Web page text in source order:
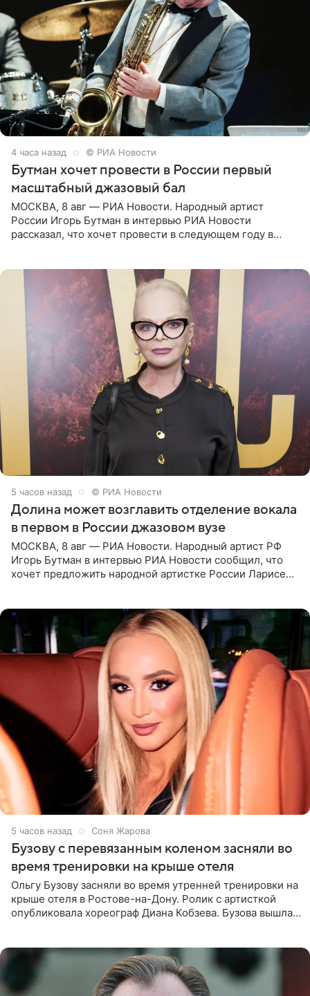
4 часа назад © РИА Новости
Бутман хочет провести в России первый
масштабный джазовый бал
МОСКВА, 8 авг — РИА Новости. Народный артист
России Игорь Бутман в интервью РИА Новости
рассказал, что хочет провести в следующем году в
5 часов назад © РИА Новости
Долина может возглавить отделение вокала
в первом в России джазовом вузе
МОСКВА, 8 авг — РИА Новости. Народный артист РФ
Игорь Бутман в интервью РИА Новости сообщил, что
хочет предложить народной артистке России Ларисе
5 часов назад Соня Жарова
Бузову с перевязанным коленом засняли во
время тренировки на крыше отеля
Ольгу Бузову засняли во время утренней тренировки на
крыше отеля в Ростове-на-Дону. Ролик с артисткой
опубликовала хореограф Диана Кобзева. Бузова вышла